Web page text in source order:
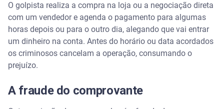
O golpista realiza a compra na loja ou a negociação direta
com um vendedor e agenda o pagamento para algumas
horas depois ou para o outro dia, alegando que vai entrar
um dinheiro na conta. Antes do horário ou data acordados
os criminosos cancelam a operação, consumando o
prejuízo.
A fraude do comprovante